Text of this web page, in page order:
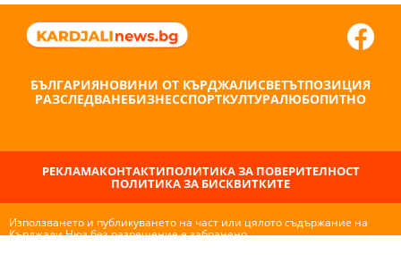
БЪЛГАРИЯНОВИНИ ОТ КЪРДЖАЛИСВЕТЪТПОЗИЦИЯ
РАЗСЛЕДВАНЕБИЗНЕССПОРТКУЛТУРАЛЮБОПИТНО
РЕКЛАМАКОНТАКТИПОЛИТИКА ЗА ПОВЕРИТЕЛНОСТ
ПОЛИТИКА ЗА БИСКВИТКИТЕ
Използването и публикуването на част или цялото съдържание на
Кърджали Нюз без разрешение е забранено.